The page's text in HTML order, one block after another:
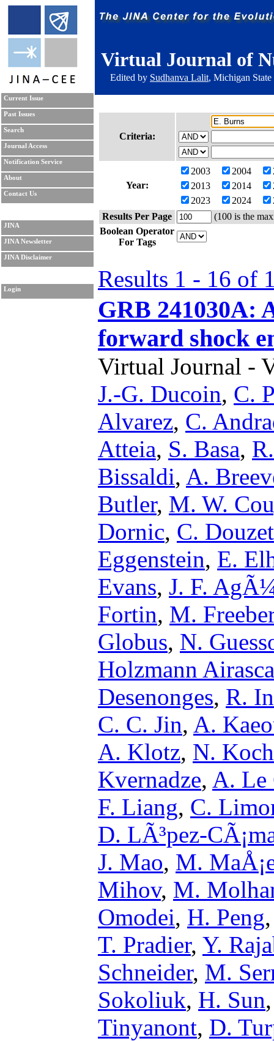
Virtual Journal of
Edited by Sudhanva Lalit, Michigan
Current Issue
Past Issues
Search
Journal Access
Notification Service
About
Contact Us
JINA
JINA Newsletter
JINA Disclaimer
Login
Criteria:
Year:
2003 2004
2013
2014
2023
2024
Results Per Page
(100 is the
Boolean Operator
For Tags
Results 1 - 16 of
GRB 241030A:
forward shock
Virtual Journal -
J.-G. Ducoin, C.
Alvarez, C.
Atteia, S. Basa,
Bissaldi, A.
Butler, M. W.
Dornic, C. Douzet
Eggenstein, E.
Evans, J. F.
Fortin, M.
Globus, N.
Holzmann Airasca
Desenonges, R.
C. C. Jin, A.
A. Klotz, N.
Kvernadze, A. Le
F. Liang, C.
D. LÃ³pez-
J. Mao, M.
Mihov, M.
Omodei, H. Peng
T. Pradier, Y.
Schneider, M.
Sokoliuk, H. Sun
Tinyanont, D.